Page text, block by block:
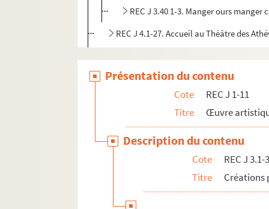
REC J 3.40 1-3. Manger ours manger
REC J 4.1-27. Accueil au Théâtre des
REC J 6.1-2. Textes de pièce
REC J 7.1-2. Droits d'auteur
REC J 8.1-3. Écrits et recherches
REC J 9.1-2. Alain Recoing directeur
REC J 10.1-2. Alain Recoing militant de
REC J 11.1-3. Autres activités
REC L 1. Archives des collaborateurs d'Alain
REC M 1-4. Documentation générale sur la
Présentation du contenu
Cote
REC J 1-11
Titre
Œuvre
Description du contenu
Cote
REC J 3.1-
Titre
Créations